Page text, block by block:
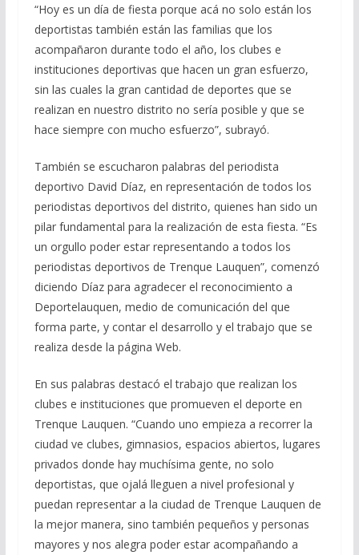
“Hoy es un día de fiesta porque acá no solo están los
deportistas también están las familias que los
acompañaron durante todo el año, los clubes e
instituciones deportivas que hacen un gran esfuerzo,
sin las cuales la gran cantidad de deportes que se
realizan en nuestro distrito no sería posible y que se
hace siempre con mucho esfuerzo”, subrayó.
También se escucharon palabras del periodista
deportivo David Díaz, en representación de todos los
periodistas deportivos del distrito, quienes han sido un
pilar fundamental para la realización de esta fiesta. “Es
un orgullo poder estar representando a todos los
periodistas deportivos de Trenque Lauquen”, comenzó
diciendo Díaz para agradecer el reconocimiento a
Deportelauquen, medio de comunicación del que
forma parte, y contar el desarrollo y el trabajo que se
realiza desde la página Web.
En sus palabras destacó el trabajo que realizan los
clubes e instituciones que promueven el deporte en
Trenque Lauquen. “Cuando uno empieza a recorrer la
ciudad ve clubes, gimnasios, espacios abiertos, lugares
privados donde hay muchísima gente, no solo
deportistas, que ojalá lleguen a nivel profesional y
puedan representar a la ciudad de Trenque Lauquen de
la mejor manera, sino también pequeños y personas
mayores y nos alegra poder estar acompañando a